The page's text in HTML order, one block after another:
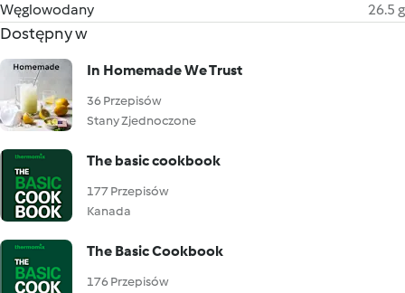
Węglowodany
26.5 g
Dostępny w
In Homemade We Trust
36 Przepisów
Stany Zjednoczone
The basic cookbook
177 Przepisów
Kanada
The Basic Cookbook
176 Przepisów